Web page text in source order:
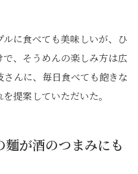
に食べても美味しいが、ひ
、そうめんの楽しみ方は広
んに、毎日食べても飽きな
提案していただいた。
が酒のつまみにも